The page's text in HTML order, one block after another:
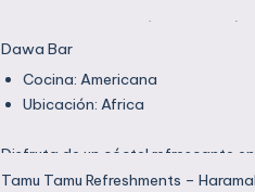
En este colorido café,
como crujiente pollo con miel y
Dawa Bar
Cocina: Americana
Ubicación: Africa
Disfruta de un cóctel refrescante
sobre la ribera africana, ubicado
Tamu Tamu Refreshments –